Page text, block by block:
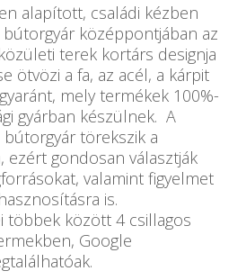
alapított, családi kézben
középpontjában az
terek kortárs designja
ötvözi a fa, az acél, a kárpit
mely termékek 100%-
gyárban készülnek. A
törekszik a
ezért gondosan választják
valamint figyelmet
is.
többek között 4 csillagos
Google